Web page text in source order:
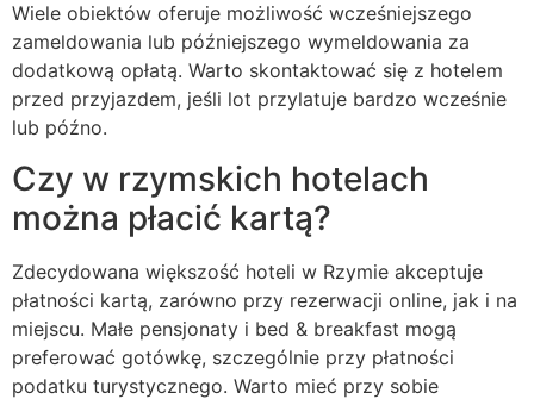
Wiele obiektów oferuje możliwość wcześniejszego
zameldowania lub późniejszego wymeldowania za
dodatkową opłatą. Warto skontaktować się z hotelem
przed przyjazdem, jeśli lot przylatuje bardzo wcześnie
lub późno.
Czy w rzymskich hotelach
można płacić kartą?
Zdecydowana większość hoteli w Rzymie akceptuje
płatności kartą, zarówno przy rezerwacji online, jak i na
miejscu. Małe pensjonaty i bed & breakfast mogą
preferować gotówkę, szczególnie przy płatności
podatku turystycznego. Warto mieć przy sobie